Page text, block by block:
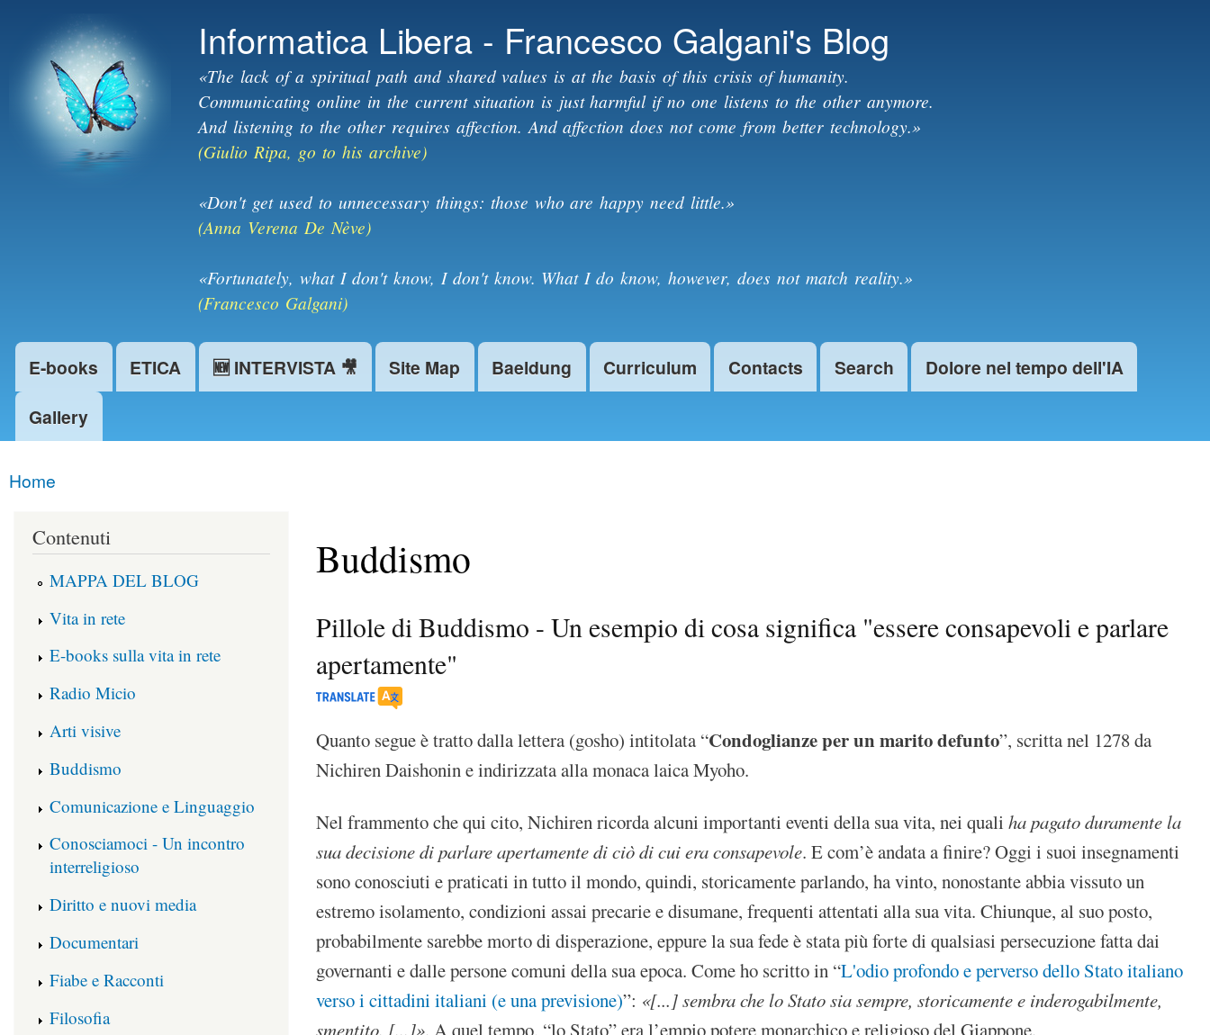
main
content
Informatica Libera - Francesco Galgani's Blog
«The lack of a spiritual path and shared values is at the basis of this crisis of humanity.
Communicating online in the current situation is just harmful if no one listens to the other anymore.
And listening to the other requires affection. And affection does not come from better technology.»
(Giulio Ripa, go to his archive)
«Don't get used to unnecessary things: those who are happy need little.»
(Anna Verena De Nève)
«Fortunately, what I don't know, I don't know. What I do know, however, does not match reality.»
(Francesco Galgani)
Main menu
E-books ETICA 🆕 INTERVISTA 🎥 Site Map Baeldung Curriculum Contacts Search
Dolore nel tempo dell'IA
Gallery
You are here
Home
Buddismo
Pillole di Buddismo - Un esempio di cosa significa "essere consapevoli e parlare
apertamente"
Quanto segue è tratto dalla lettera (gosho) intitolata “Condoglianze per un marito defunto”, scritta nel 1278 da
Nichiren Daishonin e indirizzata alla monaca laica Myoho.
Nel frammento che qui cito, Nichiren ricorda alcuni importanti eventi della sua vita, nei quali ha pagato duramente la
sua decisione di parlare apertamente di ciò di cui era consapevole. E com’è andata a finire? Oggi i suoi insegnamenti
sono conosciuti e praticati in tutto il mondo, quindi, storicamente parlando, ha vinto, nonostante abbia vissuto un
estremo isolamento, condizioni assai precarie e disumane, frequenti attentati alla sua vita. Chiunque, al suo posto,
probabilmente sarebbe morto di disperazione, eppure la sua fede è stata più forte di qualsiasi persecuzione fatta dai
governanti e dalle persone comuni della sua epoca. Come ho scritto in “L'odio profondo e perverso dello Stato italiano
verso i cittadini italiani (e una previsione)”: «[...] sembra che lo Stato sia sempre, storicamente e inderogabilmente,
smentito. [...]». A quel tempo, “lo Stato” era l’empio potere monarchico e religioso del Giappone.
Contenuti
MAPPA DEL BLOG
Vita in rete
E-books sulla vita in rete
Radio Micio
Arti visive
Buddismo
Comunicazione e Linguaggio
Conosciamoci - Un incontro
interreligioso
Diritto e nuovi media
Documentari
Fiabe e Racconti
Filosofia